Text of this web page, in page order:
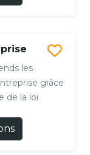
les
grâce
de la loi